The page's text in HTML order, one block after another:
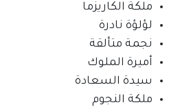
ملكة الكاريزما
لؤلؤة نادرة
نجمة متألقة
أميرة الملوك
سيدة السعادة
ملكة النجوم